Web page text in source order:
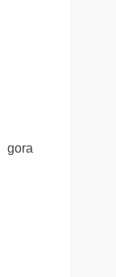
gora